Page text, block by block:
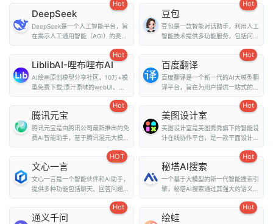
Hot
DeepSeek
DeepSeek是一个人工智能平台，旨
在揭示人工通用智能（AGI）的奥
Hot
豆包
豆包是一款智能对话助手，利用人工
智能技术提供多功能服务，包括问
Hot
LiblibAI-哩布哩布AI
AI绘画原创模型分享社区，10万+模
型免费下载;原汁原味的webUI、
Hot
百度翻译
百度翻译是一个新一代的AI大模型翻
译平台，旨在为用户提供一站式的翻
Hot
腾讯元宝
腾讯元宝是由腾讯公司最新推出的免
费AI智能助手，基于腾讯混元大模型
Hot
美图设计室
美图设计室是美图秀秀旗下的智能设
计在线协作平台，是一款平面设计工
HOT
文心一言
文心一言是一个智能伙伴和AI助手，
提供多种功能包括聊天、回答问题、
Hot
秘塔AI搜索
一个基于大模型的新一代智能搜索引
擎，秘塔AI搜索通过其强大的语义理
Hot
通义千问
Hot
绘蛙